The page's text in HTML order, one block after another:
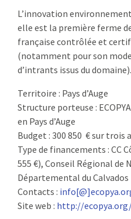
L’innovation
elle est la première ferme
française contrôlée et
(notamment pour son
d’intrants issus du domaine).
Territoire : Pays d’Auge
Structure porteuse :
en Pays d’Auge
Budget : 300 850 € sur trois
Type de financements : CC
555 €), Conseil Régional de
Départemental du Calvados
Contacts :
Site web : http://